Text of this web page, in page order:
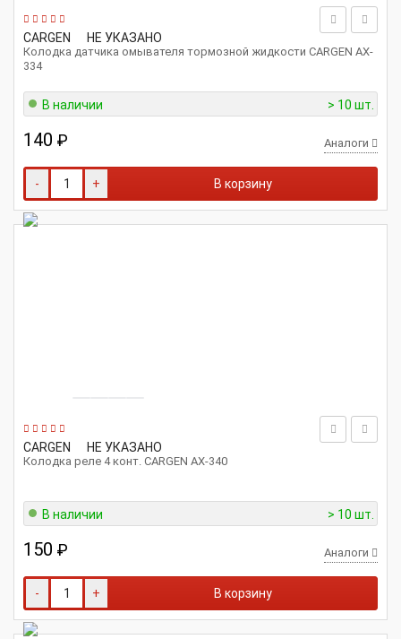
CARGEN НЕ УКАЗАНО
Колодка датчика омывателя тормозной жидкости CARGEN AX-
334
В наличии > 10 шт.
140 ₽ Аналоги
- + В корзину
CARGEN НЕ УКАЗАНО
Колодка реле 4 конт. CARGEN AX-340
В наличии > 10 шт.
150 ₽ Аналоги
- + В корзину